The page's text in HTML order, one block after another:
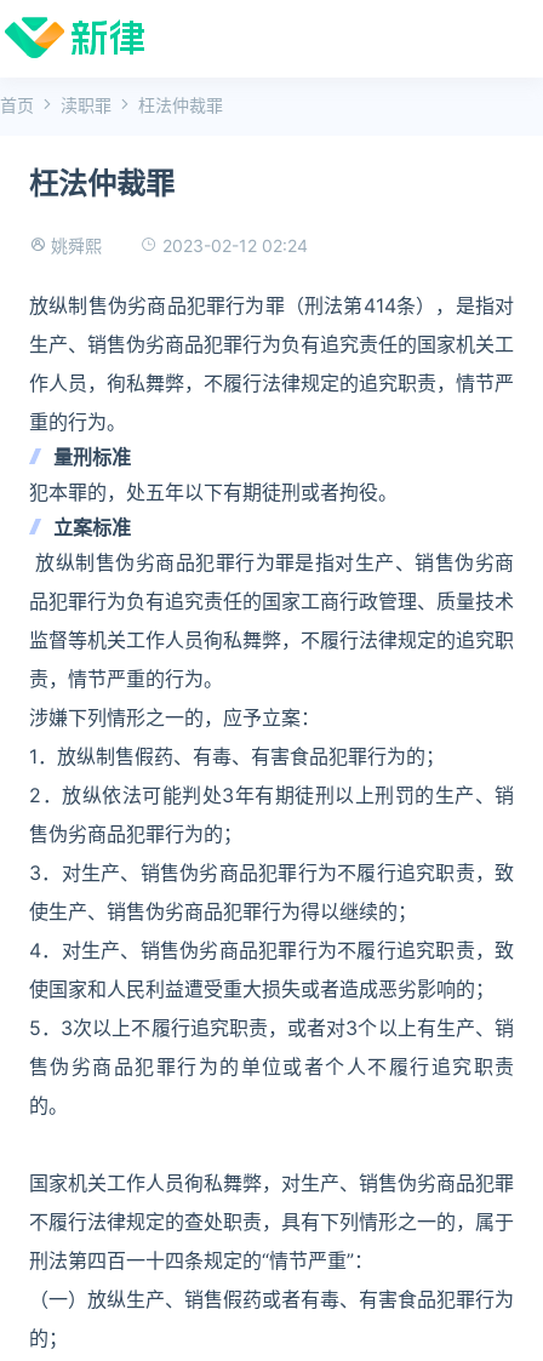
首页 渎职罪 枉法仲裁罪
枉法仲裁罪
姚舜熙 2023-02-12 02:24
放纵制售伪劣商品犯罪行为罪（刑法第414条），是指对
生产、销售伪劣商品犯罪行为负有追究责任的国家机关工
作人员，徇私舞弊，不履行法律规定的追究职责，情节严
重的行为。
量刑标准
犯本罪的，处五年以下有期徒刑或者拘役。
立案标准
放纵制售伪劣商品犯罪行为罪是指对生产、销售伪劣商
品犯罪行为负有追究责任的国家工商行政管理、质量技术
监督等机关工作人员徇私舞弊，不履行法律规定的追究职
责，情节严重的行为。
涉嫌下列情形之一的，应予立案：
1．放纵制售假药、有毒、有害食品犯罪行为的；
2．放纵依法可能判处3年有期徒刑以上刑罚的生产、销
售伪劣商品犯罪行为的；
3．对生产、销售伪劣商品犯罪行为不履行追究职责，致
使生产、销售伪劣商品犯罪行为得以继续的；
4．对生产、销售伪劣商品犯罪行为不履行追究职责，致
使国家和人民利益遭受重大损失或者造成恶劣影响的；
5．3次以上不履行追究职责，或者对3个以上有生产、销
售伪劣商品犯罪行为的单位或者个人不履行追究职责
的。
国家机关工作人员徇私舞弊，对生产、销售伪劣商品犯罪
不履行法律规定的查处职责，具有下列情形之一的，属于
刑法第四百一十四条规定的“情节严重”：
（一）放纵生产、销售假药或者有毒、有害食品犯罪行为
的；